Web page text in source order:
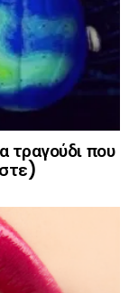
τραγούδι που